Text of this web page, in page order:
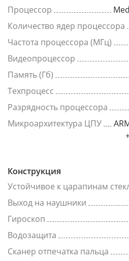
Процессор
Количество ядер процессора
Частота процессора (МГц)
Видеопроцессор
Память (Гб)
Техпроцесс
Разрядность процессора
Микроархитектура ЦПУ
Конструкция
Устойчивое к царапинам
Выход на наушники
Гироскоп
Водозащита
Сканер отпечатка пальца